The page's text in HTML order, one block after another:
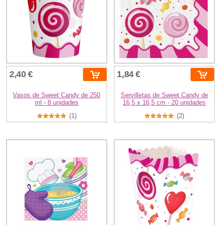
2,40 €
Vasos de Sweet Candy de 250
ml - 8 unidades
(1)
1,84 €
Servilletas de Sweet Candy de
16,5 x 16,5 cm - 20 unidades
(2)